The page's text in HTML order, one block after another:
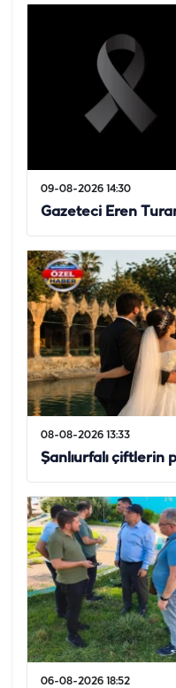
09-08-2026 14:30
Gazeteci Eren
08-08-2026 13:33
Şanlıurfalı çiftlerin
06-08-2026 18:52